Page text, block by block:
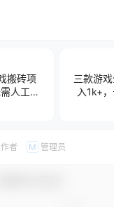
搬砖项
人工，
三款游
入1k+
者 M 管理员